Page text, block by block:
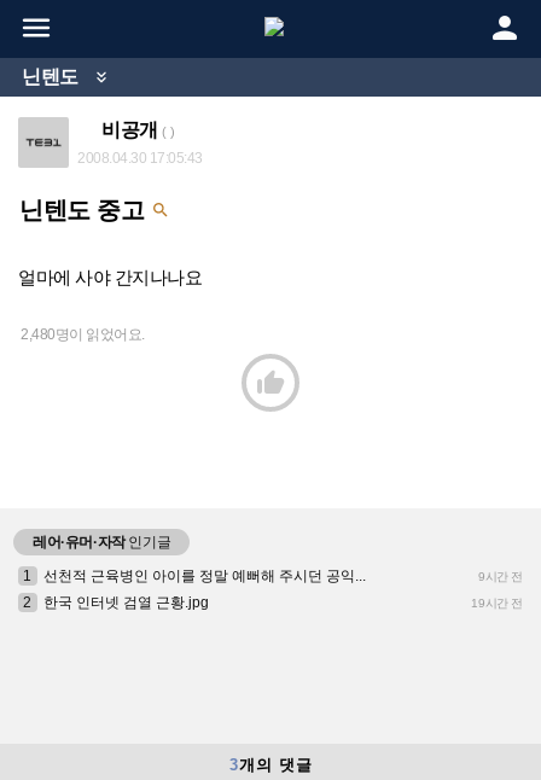
 
닌텐도 
비공개 ( )
2008.04.30 17:05:43
닌텐도 중고 
얼마에 사야 간지나나요
2,480명이 읽었어요.

레어·유머·자작인기글
1
선천적 근육병인 아이를 정말 예뻐해 주시던 공익... 9시간 전
2 한국 인터넷 검열 근황.jpg 19시간 전
3개의 댓글